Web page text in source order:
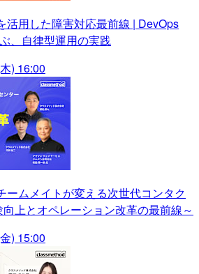
活用した障害対応最前線 | DevOps
、自律型運用の実践
) 16:00
ームメイトが変える次世代コンタク
上とオペレーション改革の最前線～
) 15:00